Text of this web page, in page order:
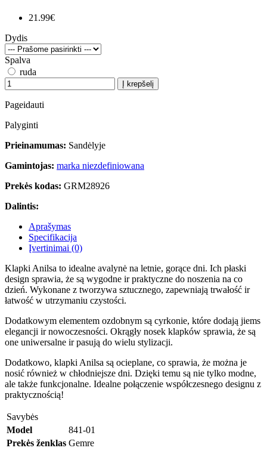
21.99€
Dydis
Spalva
ruda
Į krepšelį
Pageidauti
Palyginti
Prieinamumas: Sandėlyje
Gamintojas: marka niezdefiniowana
Prekės kodas: GRM28926
Dalintis:
Aprašymas
Specifikacija
Įvertinimai (0)
Klapki Anilsa to idealne avalynė na letnie, gorące dni. Ich płaski
design sprawia, że są wygodne ir praktyczne do noszenia na co
dzień. Wykonane z tworzywa sztucznego, zapewniają trwałość ir
łatwość w utrzymaniu czystości.
Dodatkowym elementem ozdobnym są cyrkonie, które dodają jiems
elegancji ir nowoczesności. Okrągły nosek klapków sprawia, że są
one uniwersalne ir pasują do wielu stylizacji.
Dodatkowo, klapki Anilsa są ocieplane, co sprawia, że można je
nosić również w chłodniejsze dni. Dzięki temu są nie tylko modne,
ale także funkcjonalne. Idealne połączenie współczesnego designu z
praktycznością!
Savybės
Model
841-01
Prekės ženklas Gemre